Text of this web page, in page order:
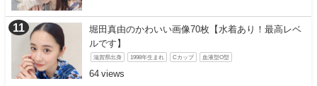
堀田真由のかわいい画像70枚【水着あり！最高レベ
ルです】
滋賀県出身 1998年生まれ Cカップ 血液型O型
64